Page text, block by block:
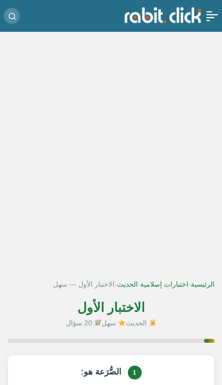
الرئيسية‹ اختبارات إسلامية‹ الحديث‹ الاختبار الأول — سهل
الاختبار الأول
الحديث سهل 20 سؤال
1 الصُّرَعة هو: